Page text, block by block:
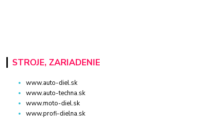
STROJE, ZARIADENIE
www.auto-diel.sk
www.auto-techna.sk
www.moto-diel.sk
www.profi-dielna.sk